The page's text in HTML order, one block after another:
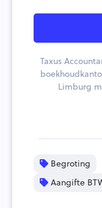
Taxus
Limburg
Begroting
Aangifte